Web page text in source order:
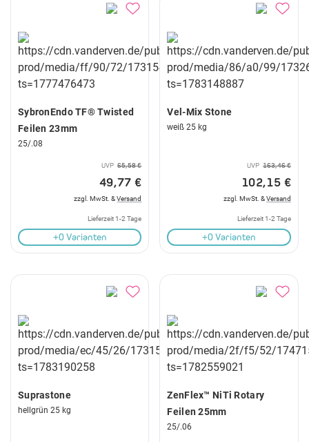
SybronEndo TF® Twisted
Feilen 23mm
25/.08
UVP 65,58 €
49,77 €
zzgl. MwSt. &Versand
Lieferzeit 1-2 Tage
+0 Varianten
Vel-Mix Stone
weiß 25 kg
UVP 163,46 €
102,15 €
zzgl. MwSt. &Versand
Lieferzeit 1-2 Tage
+0 Varianten
Suprastone
hellgrün 25 kg
ZenFlex™ NiTi Rotary
Feilen 25mm
25/.06